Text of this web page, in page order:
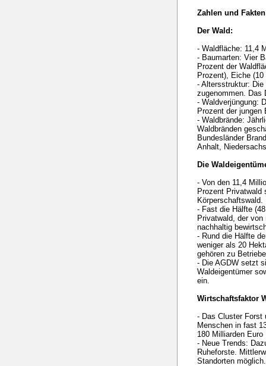
Zahlen und Fakten
Der Wald:
- Waldfläche: 11,4
- Baumarten: Vier
Prozent der
Prozent), Eiche (10
- Altersstruktur:
zugenommen. Das
- Waldverjüngung:
Prozent der jungen
- Waldbrände:
Waldbränden
Bundesländer
Anhalt,
Die
- Von den 11,4
Prozent Privatwald
Körperschaftswald.
- Fast die Hälfte
Privatwald, der von
nachhaltig
- Rund die Hälfte
weniger als 20
gehören zu
- Die AGDW setzt
Waldeigentümer
ein.
Wirtschaftsfaktor
- Das Cluster Forst
Menschen in fast
180 Milliarden
- Neue Trends:
Ruheforste.
Standorten möglich.